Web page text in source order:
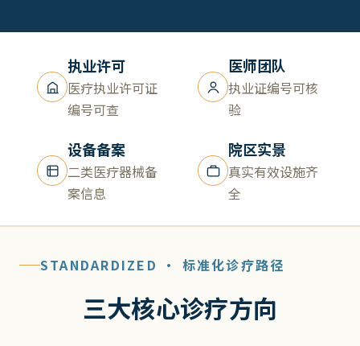
执业许可
医疗执业许可证
编号可查
医师团队
执业证编号可核
验
设备备案
二类医疗器械备
案信息
院区实景
真实有效设施齐
全
STANDARDIZED · 标准化诊疗路径
三大核心诊疗方向